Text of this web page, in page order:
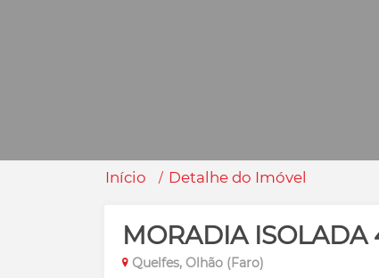
Início Detalhe do Imóvel
MORADIA ISOLADA
Quelfes, Olhão (Faro)